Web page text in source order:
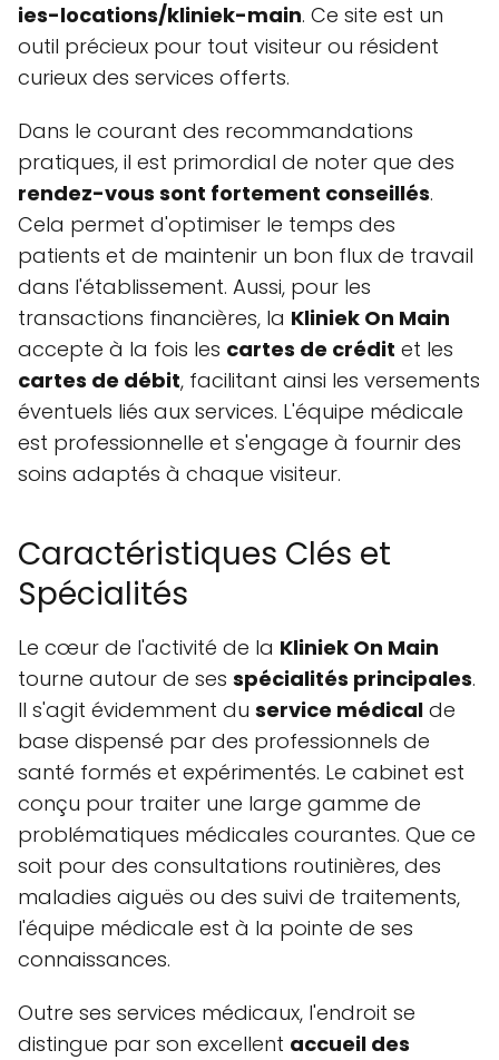
ies-locations/kliniek-main. Ce site est un
outil précieux pour tout visiteur ou résident
curieux des services offerts.
Dans le courant des recommandations
pratiques, il est primordial de noter que des
rendez-vous sont fortement conseillés.
Cela permet d'optimiser le temps des
patients et de maintenir un bon flux de travail
dans l'établissement. Aussi, pour les
transactions financières, la Kliniek On Main
accepte à la fois les cartes de crédit et les
cartes de débit, facilitant ainsi les versements
éventuels liés aux services. L'équipe médicale
est professionnelle et s'engage à fournir des
soins adaptés à chaque visiteur.
Caractéristiques Clés et
Spécialités
Le cœur de l'activité de la Kliniek On Main
tourne autour de ses spécialités principales.
Il s'agit évidemment du service médical de
base dispensé par des professionnels de
santé formés et expérimentés. Le cabinet est
conçu pour traiter une large gamme de
problématiques médicales courantes. Que ce
soit pour des consultations routinières, des
maladies aiguës ou des suivi de traitements,
l'équipe médicale est à la pointe de ses
connaissances.
Outre ses services médicaux, l'endroit se
distingue par son excellent accueil des